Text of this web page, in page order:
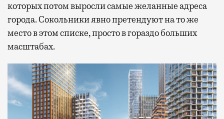
которых потом выросли самые желанные адреса
города. Сокольники явно претендуют на то же
место в этом списке, просто в гораздо больших
масштабах.